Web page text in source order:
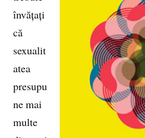
învățați
că
sexualit
atea
presupu
ne mai
multe